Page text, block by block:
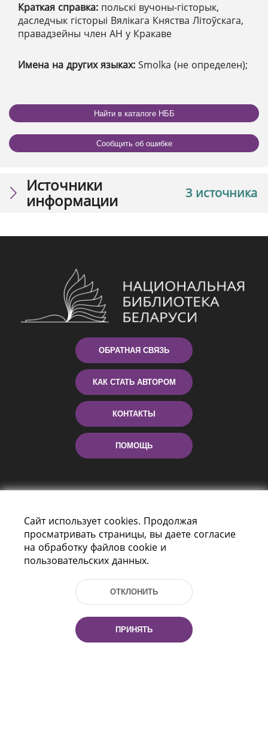
Краткая справка: польскі вучоны-гісторык,
даследчык гісторыі Вялікага Княства Літоўскага,
правадзейны член АН у Кракаве
Имена на других языках: Smolka (не определен);
Найти в каталоге НББ
Сообщить об ошибке
3 источника
Источники
информации
ОБРАТНАЯ СВЯЗЬ
КАК СТАТЬ АВТОРОМ
КОНТАКТЫ
ПОМОЩЬ
Пр-т Независимости 116
Тел.: (+375 17) 368 37 37, Факс: (+375 17)
Сайт использует cookies. Продолжая
просматривать страницы, вы даете согласие
на обработку файлов cookie и
пользовательских данных.
ОТКЛОНИТЬ
ПРИНЯТЬ